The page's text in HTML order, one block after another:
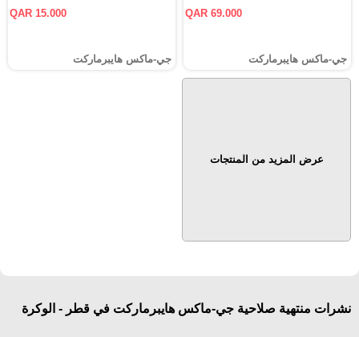
QAR 69.000
جي-ماكس هايبرماركت
QAR 15.000
جي-ماكس هايبرماركت
عرض المزيد من المنتجات
نشرات منتهية صلاحية جي-ماكس هايبرماركت في قطر - الوكرة